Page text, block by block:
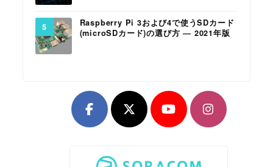
Raspberry Pi 3および4で使うSDカード
(microSDカード)の選び方 ― 2021年版